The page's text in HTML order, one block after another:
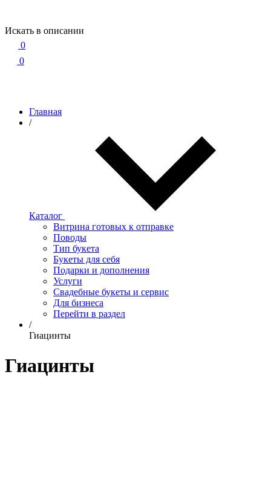
Искать в описании
0
0
Главная
/
Каталог
Витрина готовых к отправке
Поводы
Тип букета
Букеты для себя
Подарки и дополнения
Услуги
Свадебные букеты и сервис
Для бизнеса
Перейти в раздел
/
Гиацинты
Гиацинты